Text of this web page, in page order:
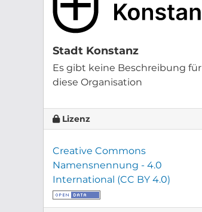
Stadt Konstanz
Es gibt keine Beschreibung für
diese Organisation
Lizenz
Creative Commons
Namensnennung - 4.0
International (CC BY 4.0)